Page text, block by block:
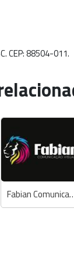
CEP: 88504-011.
Fabian